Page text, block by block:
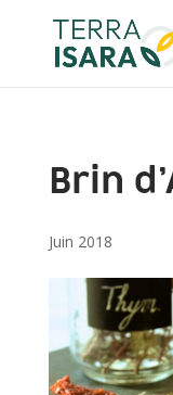
Brin
Juin 2018